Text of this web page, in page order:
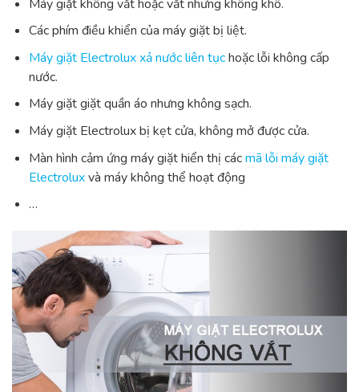
Máy giặt không vắt hoặc vắt nhưng không khô.
Các phím điều khiển của máy giặt bị liệt.
Máy giặt Electrolux xả nước liên tụchoặc lỗi không cấp
nước.
Máy giặt giặt quần áo nhưng không sạch.
Máy giặt Electrolux bị kẹt cửa, không mở được cửa.
Màn hình cảm ứng máy giặt hiển thị cácmã lỗi máy giặt
Electroluxvà máy không thể hoạt động
…